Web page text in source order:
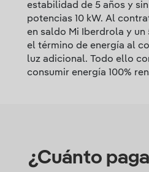
estabilidad de 5 años y
potencias 10 kW. Al
en saldo Mi Iberdrola y un
el término de energía al
luz adicional. Todo ello
consumir energía 100%
¿Cuánto